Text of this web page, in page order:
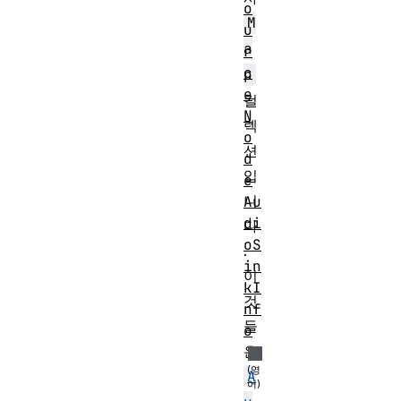
M
a
p
컬
렉
션
입
니
다
.
이
것
들
은
A
o
u
r
c
e
N
o
d
e
Au
di
oS
in
kI
nf
o